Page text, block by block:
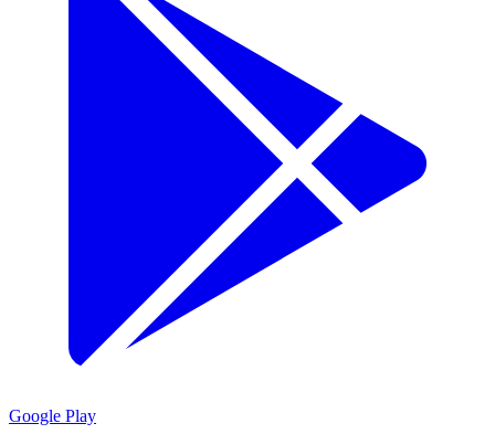
Google Play